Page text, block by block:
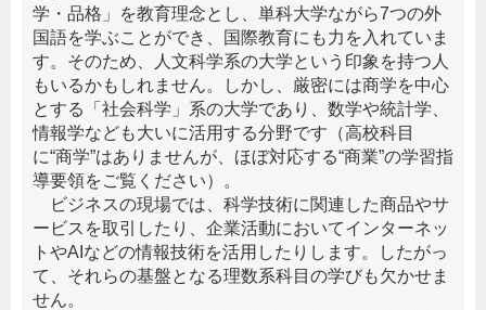
学・品格」を教育理念とし、単科大学ながら7つの外
国語を学ぶことができ、国際教育にも力を入れていま
す。そのため、人文科学系の大学という印象を持つ人
もいるかもしれません。しかし、厳密には商学を中心
とする「社会科学」系の大学であり、数学や統計学、
情報学なども大いに活用する分野です（高校科目
に“商学”はありませんが、ほぼ対応する“商業”の学習指
導要領をご覧ください）。
ビジネスの現場では、科学技術に関連した商品やサ
ービスを取引したり、企業活動においてインターネッ
トやAIなどの情報技術を活用したりします。したがっ
て、それらの基盤となる理数系科目の学びも欠かせま
せん。